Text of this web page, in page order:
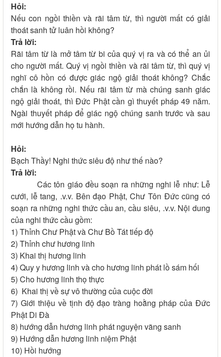
Hỏi:
Nếu con ngồi thiền và rãi tâm từ, thì người mất có giải
thoát sanh tử luân hồi không?
Trả lời:
Rãi tâm từ là mở tâm từ bi của quý vị ra và có thể an ủi
cho người mất. Quý vị ngồi thiền và rãi tâm từ, thì quý vị
nghĩ cô hồn có được giác ngộ giải thoát không? Chắc
chắn là không rồi. Nếu rãi tâm từ mà chúng sanh giác
ngộ giải thoát, thì Đức Phật cần gì thuyết pháp 49 năm.
Ngài thuyết pháp để giác ngộ chúng sanh trước và sau
mới hướng dẫn họ tu hành.
Hỏi:
Bạch Thầy! Nghi thức siêu độ như thế nào?
Trả lời:
Các tôn giáo đều soạn ra những nghi lễ như: Lễ
cưới, lễ tang, .v.v. Bên đạo Phật, Chư Tôn Đức cũng có
soạn ra những nghi thức cầu an, cầu siêu, .v.v. Nội dung
của nghi thức cầu gồm:
1) Thỉnh Chư Phật và Chư Bồ Tát tiếp độ
2) Thỉnh chư hương linh
3) Khai thị hương linh
4) Quy y hương linh và cho hương linh phát lồ sám hối
5) Cho hương linh thọ thực
6) Khai thị về sự vô thường của cuộc đời
7) Giới thiệu về tịnh độ đạo tràng hoằng pháp của Đức
Phật Di Đà
8) hướng dẫn hương linh phát nguyện vãng sanh
9) Hướng dẫn hương linh niệm Phật
10) Hồi hướng